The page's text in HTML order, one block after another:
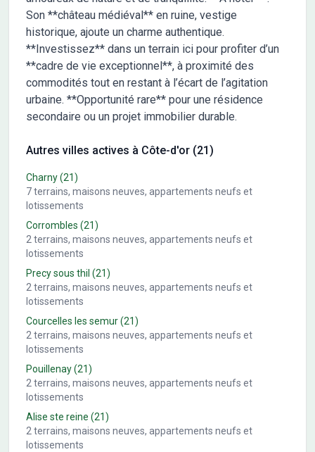
Son **château médiéval** en ruine, vestige
historique, ajoute un charme authentique.
**Investissez** dans un terrain ici pour profiter d’un
**cadre de vie exceptionnel**, à proximité des
commodités tout en restant à l’écart de l’agitation
urbaine. **Opportunité rare** pour une résidence
secondaire ou un projet immobilier durable.
Autres villes actives à Côte-d'or (21)
Charny(21)
7terrains, maisons neuves, appartements neufs et
lotissements
Corrombles (21)
2terrains, maisons neuves, appartements neufs et
lotissements
Precy sous thil (21)
2terrains, maisons neuves, appartements neufs et
lotissements
Courcelles les semur(21)
2terrains, maisons neuves, appartements neufs et
lotissements
Pouillenay(21)
2terrains, maisons neuves, appartements neufs et
lotissements
Alise ste reine (21)
2terrains, maisons neuves, appartements neufs et
lotissements